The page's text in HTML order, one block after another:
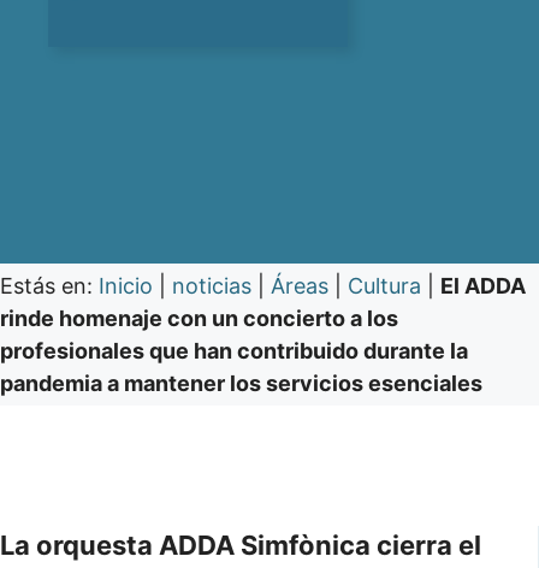
Estás en: Inicio noticias Áreas Cultura
El ADDA
rinde homenaje con un concierto a los
profesionales que han contribuido durante la
pandemia a mantener los servicios esenciales
La orquesta ADDA Simfònica cierra el